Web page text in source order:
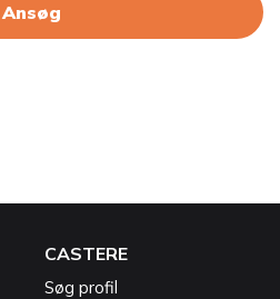
Ansøg
CASTERE
Søg profil